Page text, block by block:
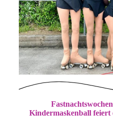
Kindermaskenball feiert